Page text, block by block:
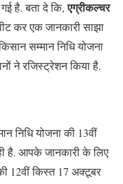
है. बता दे कि,एग्रीकल्चर
कर एक जानकारी साझा
सम्मान निधि योजना
ने रजिस्ट्रेशन किया है.
निधि योजना की 13वीं
है. आपके जानकारी के लिए
12वीं किस्त 17 अक्टूबर